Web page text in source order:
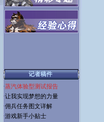
记者稿件
·蒸汽体验型测试报告
·让我实现梦想的力量
·佣兵任务图文详解
·游戏新手小贴士